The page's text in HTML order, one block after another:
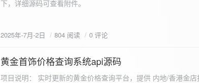
行最多 3 次重试，若重试后仍失败，则记录错误日志。日志记
会显示所有或筛选后的监测日志，正常状态的日志为黑色，异
2025年-7月-2日 804 阅读 0 评论
2025-6-29
黄金首饰价格查询系统api源码
项目说明： 实时更新的黄金价格查询平台，提供 内地/香港金